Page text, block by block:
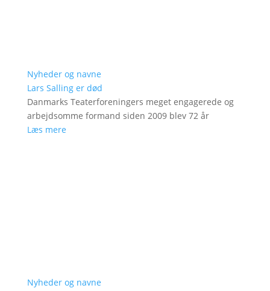
Nyheder og navne
Lars Salling er død
Danmarks Teaterforeningers meget engagerede og
arbejdsomme formand siden 2009 blev 72 år
Læs mere
Nyheder og navne